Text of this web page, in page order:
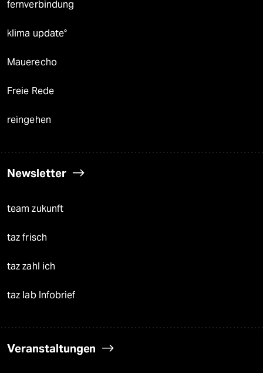
fernverbindung
klima update°
Mauerecho
Freie Rede
reingehen
Newsletter
team zukunft
taz frisch
taz zahl ich
taz lab Infobrief
Veranstaltungen